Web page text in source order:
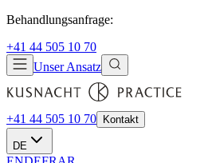
Behandlungsanfrage:
+41 44 505 10 70
Unser Ansatz
+41 44 505 10 70 Kontakt
DE